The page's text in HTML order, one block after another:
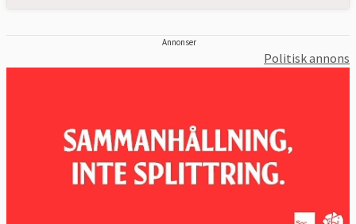
Annonser
Politisk annons